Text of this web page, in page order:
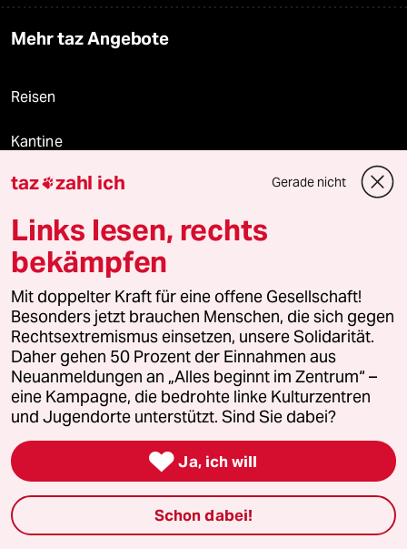
Mehr taz Angebote
Reisen
Kantine
Shop
Anzeigen
Fragen & Hilfe
Feedback
Aboservice
ePaper Login
Downloads für Abonnierende
taz zahl ich Gerade nicht
Links lesen, rechts
bekämpfen
Mit doppelter Kraft für eine offene Gesellschaft!
Besonders jetzt brauchen Menschen, die sich gegen
Rechtsextremismus einsetzen, unsere Solidarität.
Daher gehen 50 Prozent der Einnahmen aus
Neuanmeldungen an „Alles beginnt im Zentrum“ –
eine Kampagne, die bedrohte linke Kulturzentren
und Jugendorte unterstützt. Sind Sie dabei?
 Ja, ich will
Schon dabei!